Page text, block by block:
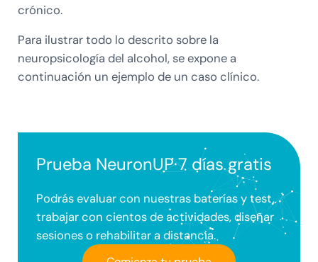
crónico.
Para ilustrar todo lo descrito sobre la
neuropsicología del alcohol, se expone a
continuación un ejemplo de un caso clínico.
Prueba NeuronUP 7 días gratis
Podrás evaluar con nuestras baterías y test,
trabajar con cientos de actividades, diseñar
sesiones o rehabilitar a distancia.